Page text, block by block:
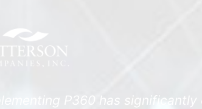
data management